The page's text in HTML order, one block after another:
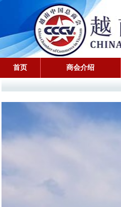
首页 商会介绍